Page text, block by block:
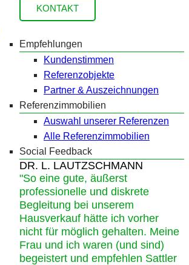
KONTAKT
Empfehlungen
Kundenstimmen
Referenzobjekte
Partner & Auszeichnungen
Referenzimmobilien
Auswahl unserer Referenzen
Alle Referenzimmobilien
Social Feedback
DR. L. LAUTZSCHMANN
"So eine gute, äußerst
professionelle und diskrete
Begleitung bei unserem
Hausverkauf hätte ich vorher
nicht für möglich gehalten. Meine
Frau und ich waren (und sind)
begeistert und empfehlen Sattler